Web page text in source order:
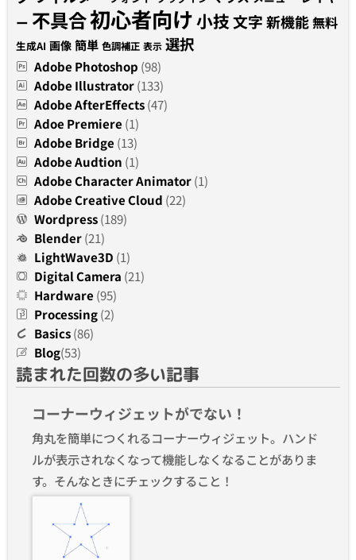
ー 不具合初心者向け小技文字新機能無料
生成AI 画像 簡単 色調補正 表示 選択
Adobe Photoshop (98)
Adobe Illustrator(133)
Adobe AfterEffects(47)
Adoe Premiere (1)
Adobe Bridge (13)
Adobe Audtion (1)
Adobe Character Animator(1)
Adobe Creative Cloud (22)
Wordpress(189)
Blender(21)
LightWave3D (1)
Digital Camera (21)
Hardware (95)
Processing(2)
Basics(86)
Blog(53)
読まれた回数の多い記事
コーナーウィジェットがでない！
角丸を簡単につくれるコーナーウィジェット。ハンド
ルが表示されなくなって機能しなくなることがありま
す。そんなときにチェックすること！